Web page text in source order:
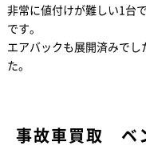
非常に値付けが難しい1台
です。
エアバックも展開済みで
た。
事故車買取